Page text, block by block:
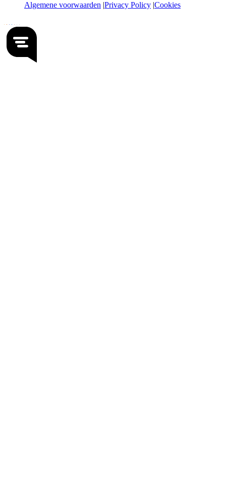
Algemene voorwaarden Privacy Policy Cookies